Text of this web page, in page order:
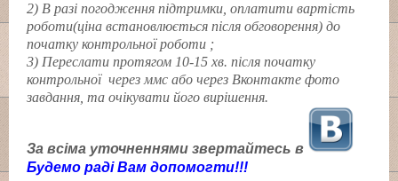
2) В разі погодження підтримки, оплатити вартість
роботи(ціна встановлюється після обговорення) до
початку контрольної роботи ;
3) Переслати протягом 10-15 хв. після початку
контрольної через ммс або через Вконтакте фото
завдання, та очікувати його вирішення.
За всіма уточненнями звертайтесь в
Будемо раді Вам допомогти!!!